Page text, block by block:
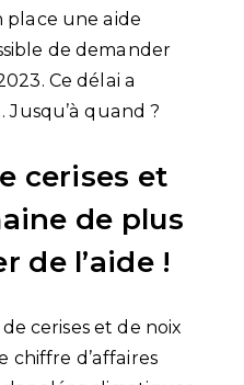
place une aide
de demander
Ce délai a
quand ?
cerises et
de plus
de l’aide !
cerises et de noix
chiffre d’affaires